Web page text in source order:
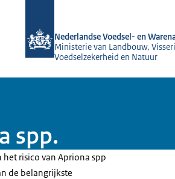
Nederlandse Voedsel- en
Ministerie van Landbouw,
Voedselzekerheid en Natuur
spp.
risico van Apriona spp
de belangrijkste